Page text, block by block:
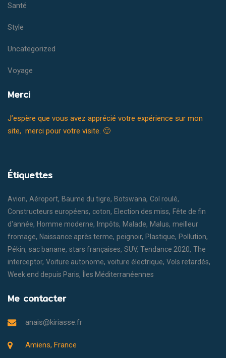
Santé
Style
Uncategorized
Voyage
Merci
J’espère que vous avez apprécié votre expérience sur mon
site, merci pour votre visite. 🙂
Étiquettes
Avion Aéroport Baume du tigre Botswana Col roulé
Constructeurs européens coton Election des miss Fête de fin
d'année Homme moderne Impôts Malade Malus meilleur
fromage Naissance après terme peignoir Plastique Pollution
Pékin sac banane stars françaises SUV Tendance 2020 The
interceptor Voiture autonome voiture électrique Vols retardés
Week end depuis Paris Îles Méditerranéennes
Me contacter
anais@kiriasse.fr
Amiens, France